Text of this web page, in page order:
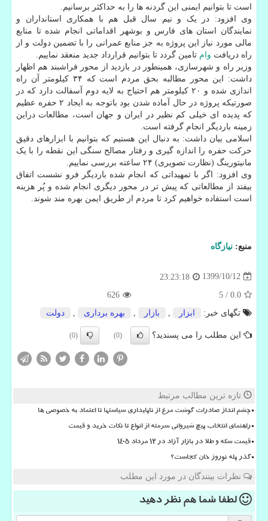
است تا بتوانیم ایمنی این گردنه ها را به حداکثر برسانیم.
وی افزود: در یک و نیم سال قبل هم با همکاری استانداران و
نمایندگان استان های فارس و بوشهر اقداماتی انجام شده تا منابع
مالی مورد نیاز این پروژه به جز منابع عمرانی را با تضمین دولت و از
راه دریافت وام تامین گردد تا بتوانیم قرارداد جدید منعقد نماییم.
وزیر راه و شهرسازی، همینطور در بازدید از محور فراشبند هم اظهار
داشت: این محور مطالبه بحق مردم است که ۳۴ کیلومتر آن راه
اندازی شده و ۲۰ کیلومتر هم احتیاج به لایه دوم آسفالت دارد که در
صورتیکه پروژه در حال آماده شدن بود باتوجه به ایجاد ۲ حفره عظیم
که پدیده ای خیلی کم نظیر در ایران و جهان است، مطالعات دراین
زمینه باردیگر انجام گرفته است.
اسلامی بیان داشت: به دنبال این هستیم که بتوانیم با ابزارهای دقیق
حرکت حفره را اندازه گیری و رفتار مصالح سنگی این نقطه را با یک
مانیتورینگ (نظارت تصویری) ۲۴ ساعته بررسی نماییم.
وی افزود: اگر با تمهیداتی که انجام شده باردیگر فرو نشست اتفاق
بیفتد از مطالعاتی که پیش تر در محور دیگری انجام شده و پُر هزینه
است استفاده خواهیم کرد تا مردم از طریق ایمن بهره مند شوند.
منبع: نیازگاه
1399/10/12
23:23:18
0.0
/
5
626
تگهای خبر:
ابزار بازار بهره برداری دولت
این مطلب را می پسندید؟ (0)
(0)
تازه ترین مطالب مرتبط
چشم انداز صادرات گوشت مرغ از ناپایداری سیاستها تا اعتماد به خصوصی ها
راهنمای انتخاب پیچ شیروانی سرمته از انواع تا نکات خرید و قیمت
قیمت سکه و طلا در بازار آزاد در ۱۲ مرداد ۱۴۰۵
گذر پله نوروز خان کجاست؟
نظرات بینندگان در مورد این مطلب
لطفا شما همنظر دهید